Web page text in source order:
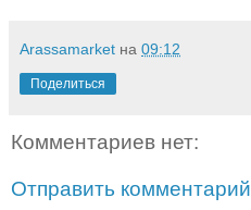
Arassamarket на 09:12
Поделиться
Комментариев нет:
Отправить комментарий